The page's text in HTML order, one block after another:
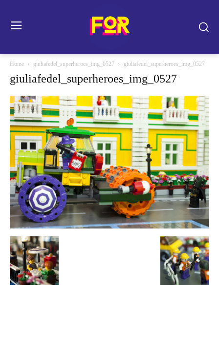
Home giuliafedel_superheroes_img_0527 giuliafedel_superheroes_img_0527
giuliafedel_superheroes_img_0527